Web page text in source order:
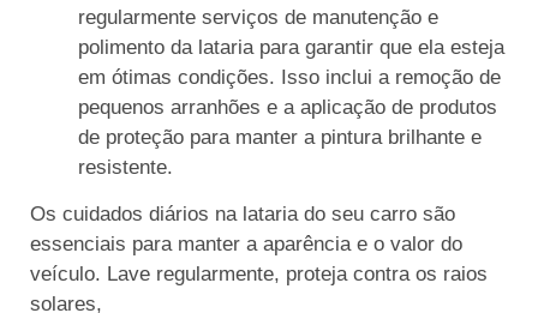
regularmente serviços de manutenção e
polimento da lataria para garantir que ela esteja
em ótimas condições. Isso inclui a remoção de
pequenos arranhões e a aplicação de produtos
de proteção para manter a pintura brilhante e
resistente.
Os cuidados diários na lataria do seu carro são
essenciais para manter a aparência e o valor do
veículo. Lave regularmente, proteja contra os raios
solares,